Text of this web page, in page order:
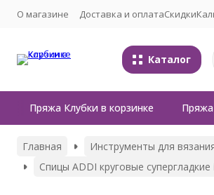
О магазине Доставка и оплатаСкидки
Каталог
Пряжа Клубки в корзинке
Главная Инструменты для
Спицы ADDI круговые